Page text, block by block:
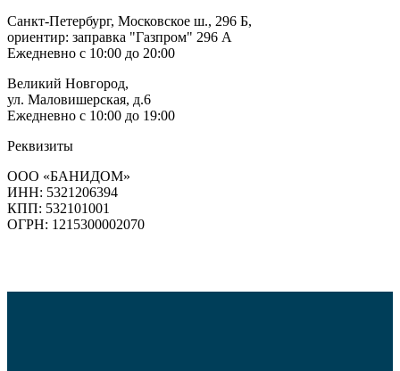
Санкт-Петербург, Московское ш., 296 Б,
ориентир: заправка "Газпром" 296 А
Ежедневно с 10:00 до 20:00
Великий Новгород,
ул. Маловишерская, д.6
Ежедневно с 10:00 до 19:00
Реквизиты
ООО «БАНИДОМ»
ИНН: 5321206394
КПП: 532101001
ОГРН: 1215300002070